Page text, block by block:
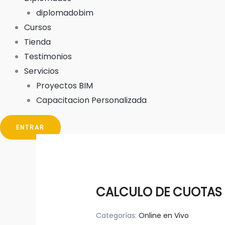
diplomadobim
Cursos
Tienda
Testimonios
Servicios
Proyectos BIM
Capacitacion Personalizada
ENTRAR
CALCULO DE CUOTAS
Categorías: Online en Vivo